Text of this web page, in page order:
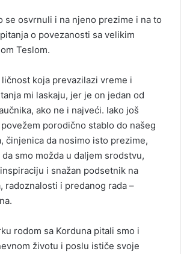
se osvrnuli i na njeno prezime i na to
o povezanosti sa velikim
Teslom.
koja prevazilazi vreme i
mi laskaju, jer je on jedan od
ako ne i najveći. Iako još
porodično stablo do našeg
činjenica da nosimo isto prezime,
smo možda u daljem srodstvu,
i snažan podsetnik na
radoznalosti i predanog rada –
rodom sa Korduna pitali smo i
životu i poslu ističe svoje